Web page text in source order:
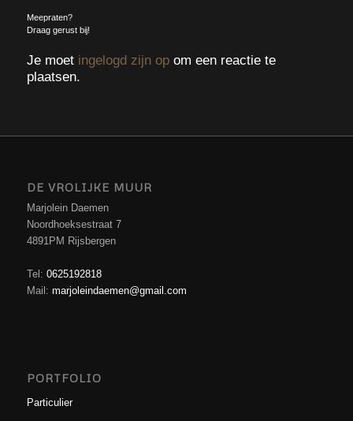
Meepraten?
Draag gerust bij!
Je moet ingelogd zijn opom een reactie te
plaatsen.
DE VROLIJKE MUUR
Marjolein Daemen
Noordhoeksestraat 7
4891PM Rijsbergen
Tel: 0625192818
Mail: marjoleindaemen@gmail.com
PORTFOLIO
Particulier